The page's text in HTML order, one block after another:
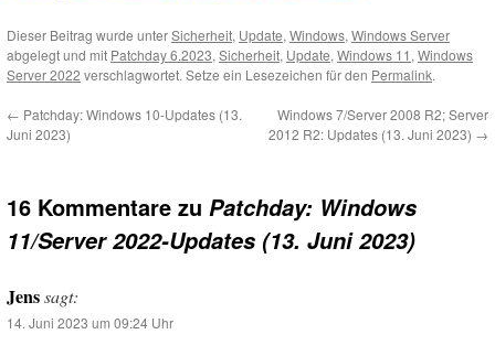
Dieser Beitrag wurde unterSicherheit, Update, Windows, Windows Server
abgelegt und mit Patchday 6.2023, Sicherheit, Update, Windows 11 , Windows
Server 2022 verschlagwortet. Setze ein Lesezeichen für den Permalink.
← Patchday: Windows 10-Updates (13.
Juni 2023)
Windows 7/Server 2008 R2; Server
2012 R2: Updates (13. Juni 2023) →
16 Kommentare zu Patchday: Windows
11/Server 2022-Updates (13. Juni 2023)
Jenssagt:
14. Juni 2023 um 09:24 Uhr